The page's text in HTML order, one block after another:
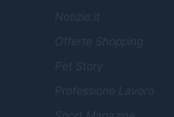
Notizie.it
Offerte Shopping
Pet Story
Professione Lavoro